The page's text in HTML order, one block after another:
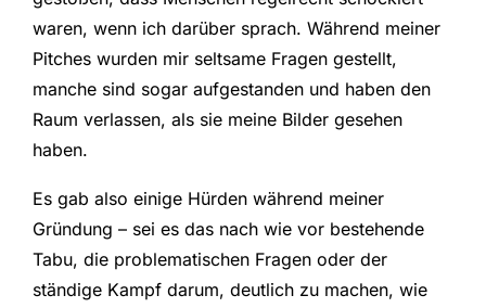
waren, wenn ich darüber sprach. Während meiner
Pitches wurden mir seltsame Fragen gestellt,
manche sind sogar aufgestanden und haben den
Raum verlassen, als sie meine Bilder gesehen
haben.
Es gab also einige Hürden während meiner
Gründung – sei es das nach wie vor bestehende
Tabu, die problematischen Fragen oder der
ständige Kampf darum, deutlich zu machen, wie